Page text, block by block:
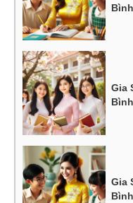
Bình
Gia
Bình
Gia
Bình